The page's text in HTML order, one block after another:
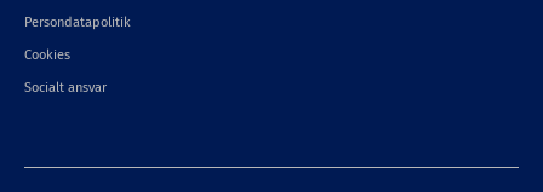
Persondatapolitik
Cookies
Socialt ansvar